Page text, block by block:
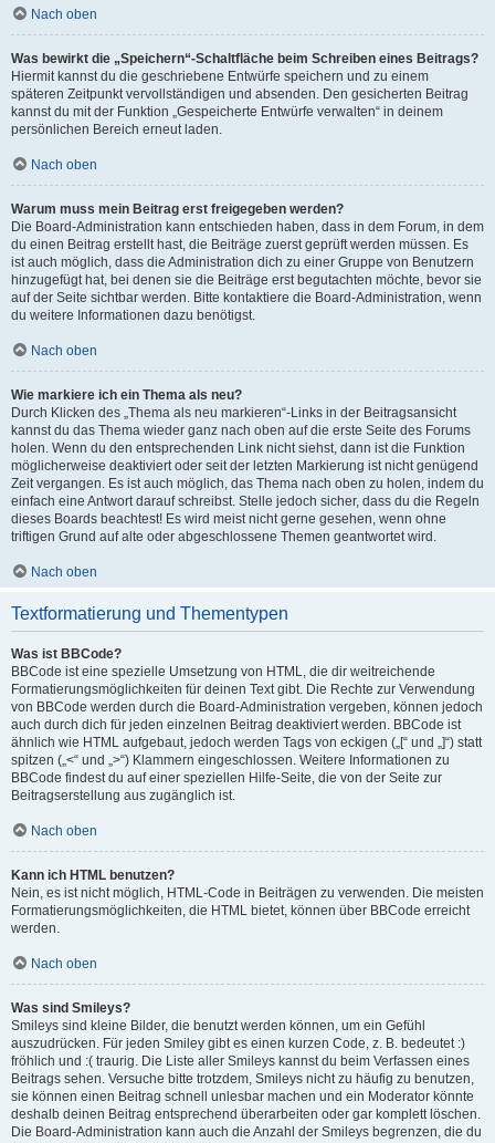
Nach oben
Was bewirkt die „Speichern“-Schaltfläche beim Schreiben eines Beitrags?
Hiermit kannst du die geschriebene Entwürfe speichern und zu einem
späteren Zeitpunkt vervollständigen und absenden. Den gesicherten Beitrag
kannst du mit der Funktion „Gespeicherte Entwürfe verwalten“ in deinem
persönlichen Bereich erneut laden.
Nach oben
Warum muss mein Beitrag erst freigegeben werden?
Die Board-Administration kann entschieden haben, dass in dem Forum, in dem
du einen Beitrag erstellt hast, die Beiträge zuerst geprüft werden müssen. Es
ist auch möglich, dass die Administration dich zu einer Gruppe von Benutzern
hinzugefügt hat, bei denen sie die Beiträge erst begutachten möchte, bevor sie
auf der Seite sichtbar werden. Bitte kontaktiere die Board-Administration, wenn
du weitere Informationen dazu benötigst.
Nach oben
Wie markiere ich ein Thema als neu?
Durch Klicken des „Thema als neu markieren“-Links in der Beitragsansicht
kannst du das Thema wieder ganz nach oben auf die erste Seite des Forums
holen. Wenn du den entsprechenden Link nicht siehst, dann ist die Funktion
möglicherweise deaktiviert oder seit der letzten Markierung ist nicht genügend
Zeit vergangen. Es ist auch möglich, das Thema nach oben zu holen, indem du
einfach eine Antwort darauf schreibst. Stelle jedoch sicher, dass du die Regeln
dieses Boards beachtest! Es wird meist nicht gerne gesehen, wenn ohne
triftigen Grund auf alte oder abgeschlossene Themen geantwortet wird.
Nach oben
Textformatierung und Thementypen
Was ist BBCode?
BBCode ist eine spezielle Umsetzung von HTML, die dir weitreichende
Formatierungsmöglichkeiten für deinen Text gibt. Die Rechte zur Verwendung
von BBCode werden durch die Board-Administration vergeben, können jedoch
auch durch dich für jeden einzelnen Beitrag deaktiviert werden. BBCode ist
ähnlich wie HTML aufgebaut, jedoch werden Tags von eckigen („[“ und „]“) statt
spitzen („<“ und „>“) Klammern eingeschlossen. Weitere Informationen zu
BBCode findest du auf einer speziellen Hilfe-Seite, die von der Seite zur
Beitragserstellung aus zugänglich ist.
Nach oben
Kann ich HTML benutzen?
Nein, es ist nicht möglich, HTML-Code in Beiträgen zu verwenden. Die meisten
Formatierungsmöglichkeiten, die HTML bietet, können über BBCode erreicht
werden.
Nach oben
Was sind Smileys?
Smileys sind kleine Bilder, die benutzt werden können, um ein Gefühl
auszudrücken. Für jeden Smiley gibt es einen kurzen Code, z. B. bedeutet :)
fröhlich und :( traurig. Die Liste aller Smileys kannst du beim Verfassen eines
Beitrags sehen. Versuche bitte trotzdem, Smileys nicht zu häufig zu benutzen,
sie können einen Beitrag schnell unlesbar machen und ein Moderator könnte
deshalb deinen Beitrag entsprechend überarbeiten oder gar komplett löschen.
Die Board-Administration kann auch die Anzahl der Smileys begrenzen, die du